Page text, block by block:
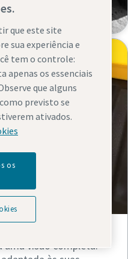
uma visão completa.
que este site
sua experiência e
tem o controle:
apenas os essenciais
que alguns
previsto se
ativados.
os